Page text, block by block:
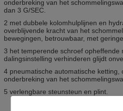
onderbreking van het
dan 3 G/SEC.
2 met dubbele kolomhulplijnen en
overblijvende kracht van het
bewegingen, betrouwbaar, met
3 het temperende schroef opheffende
dalingsinstelling verhinderen glijdt
4 pneumatische automatische ketting,
onderbreking van het
5 verlengbare steunsteun en plint.